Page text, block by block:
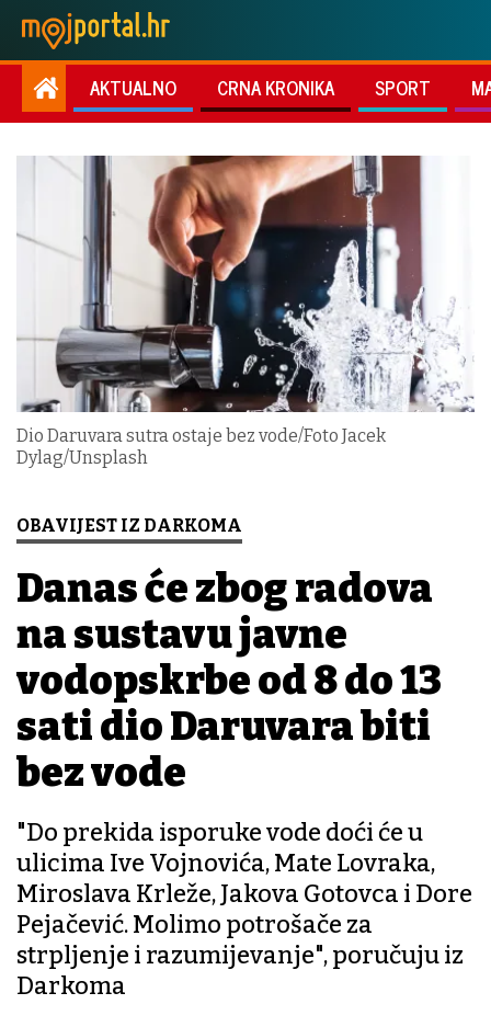
AKTUALNO CRNA KRONIKA SPORT
Dio Daruvara sutra ostaje bez vode/Foto Jacek
Dylag/Unsplash
OBAVIJEST IZ DARKOMA
Danas će zbog radova
na sustavu javne
vodopskrbe od 8 do 13
sati dio Daruvara biti
bez vode
"Do prekida isporuke vode doći će u
ulicima Ive Vojnovića, Mate Lovraka,
Miroslava Krleže, Jakova Gotovca i Dore
Pejačević. Molimo potrošače za
strpljenje i razumijevanje", poručuju iz
Darkoma